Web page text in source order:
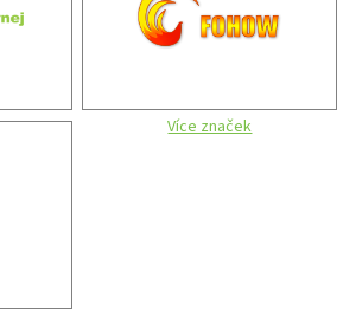
Více značek